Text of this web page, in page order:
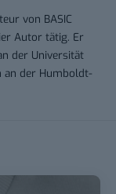
von BASIC
Autor tätig. Er
der Universität
an der Humboldt-